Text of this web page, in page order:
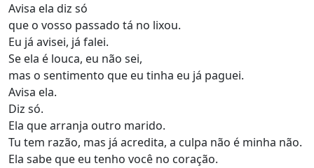
Avisa ela diz só
que o vosso passado tá no lixou.
Eu já avisei, já falei.
Se ela é louca, eu não sei,
mas o sentimento que eu tinha eu já paguei.
Avisa ela.
Diz só.
Ela que arranja outro marido.
Tu tem razão, mas já acredita, a culpa não é minha não.
Ela sabe que eu tenho você no coração.